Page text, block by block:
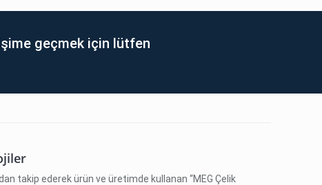
geçmek için lütfen
takip ederek ürün ve üretimde kullanan “MEG Çelik